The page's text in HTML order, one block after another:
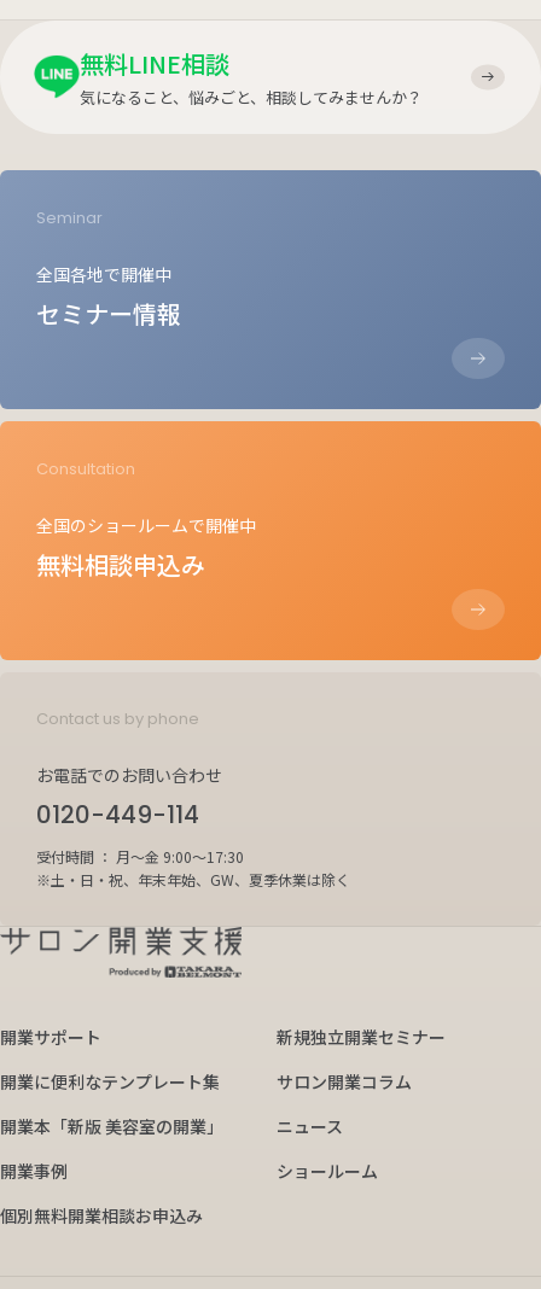
無料LINE相談
気になること、悩みごと、相談してみませんか？
Seminar
全国各地で開催中
セミナー情報
Consultation
全国のショールームで開催中
無料相談申込み
Contact us by phone
お電話でのお問い合わせ
0120-449-114
受付時間 ： 月～金 9:00～17:30
※土・日・祝、年末年始、GW、夏季休業は除く
開業サポート
新規独立開業セミナー
開業に便利なテンプレート集
サロン開業コラム
開業本「新版 美容室の開業」
ニュース
開業事例
ショールーム
個別無料開業相談お申込み